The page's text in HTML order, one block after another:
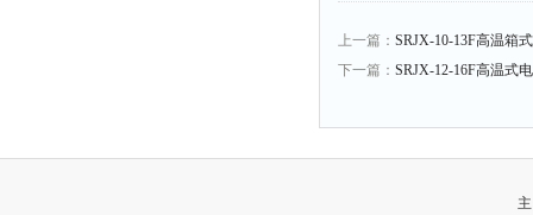
上一篇： SRJX-10-13F高温箱
下一篇： SRJX-12-16F高温式